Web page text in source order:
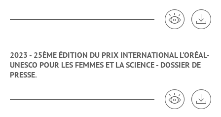
Voir 2023 -
2023 - 25ÈME ÉDITION DU PRIX INTERNATIONAL L'ORÉAL-
UNESCO POUR LES FEMMES ET LA SCIENCE - DOSSIER DE
PRESSE.
Voir 2023 -